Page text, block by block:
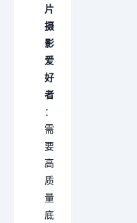
片
摄
影
爱
好
者
：
需
要
高
质
量
底